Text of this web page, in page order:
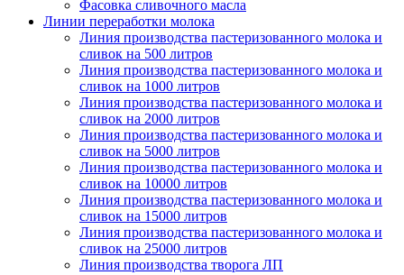
Фасовка сливочного масла
Линии переработки молока
Линия производства пастеризованного молока и
сливок на 500 литров
Линия производства пастеризованного молока и
сливок на 1000 литров
Линия производства пастеризованного молока и
сливок на 2000 литров
Линия производства пастеризованного молока и
сливок на 5000 литров
Линия производства пастеризованного молока и
сливок на 10000 литров
Линия производства пастеризованного молока и
сливок на 15000 литров
Линия производства пастеризованного молока и
сливок на 25000 литров
Линия производства творога ЛП